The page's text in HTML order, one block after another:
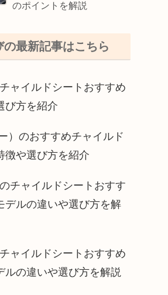
のポイントを解説
の最新記事はこちら
ャイルドシートおすすめ
び方を紹介
）のおすすめチャイルド
徴や選び方を紹介
チャイルドシートおすす
デルの違いや選び方を解
ャイルドシートおすすめ
ルの違いや選び方を解説